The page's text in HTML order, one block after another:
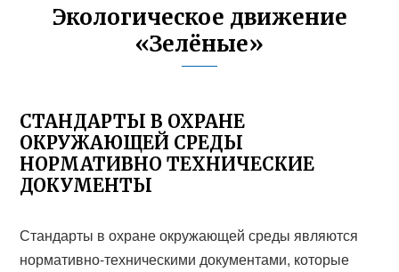
Экологическое движение
«Зелёные»
СТАНДАРТЫ В ОХРАНЕ
ОКРУЖАЮЩЕЙ СРЕДЫ
НОРМАТИВНО ТЕХНИЧЕСКИЕ
ДОКУМЕНТЫ
Стандарты в охране окружающей среды являются
нормативно-техническими документами, которые